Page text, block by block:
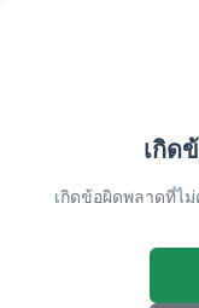
เกิด
เกิดข้อผิดพลาดที่ไ